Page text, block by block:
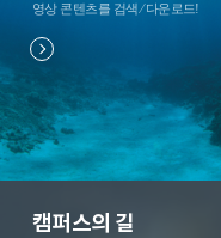
영상 콘텐츠를 검색 ⁄ 다운로드!
캠퍼스의 길